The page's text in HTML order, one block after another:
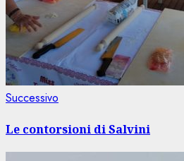
Successivo
Le contorsioni di Salvini